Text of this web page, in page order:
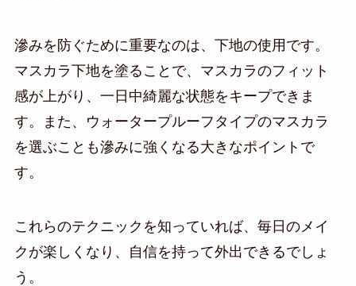
滲みを防ぐために重要なのは、下地の使用です。
マスカラ下地を塗ることで、マスカラのフィット
感が上がり、一日中綺麗な状態をキープできま
す。また、ウォータープルーフタイプのマスカラ
を選ぶことも滲みに強くなる大きなポイントで
す。
これらのテクニックを知っていれば、毎日のメイ
クが楽しくなり、自信を持って外出できるでしょ
う。